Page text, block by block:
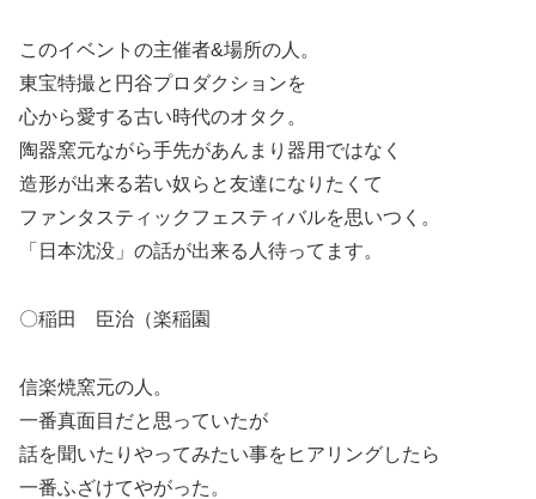
このイベントの主催者&場所の人。
東宝特撮と円谷プロダクションを
心から愛する古い時代のオタク。
陶器窯元ながら手先があんまり器用ではなく
造形が出来る若い奴らと友達になりたくて
ファンタスティックフェスティバルを思いつく。
「日本沈没」の話が出来る人待ってます。
〇稲田 臣治（楽稲園
信楽焼窯元の人。
一番真面目だと思っていたが
話を聞いたりやってみたい事をヒアリングしたら
一番ふざけてやがった。